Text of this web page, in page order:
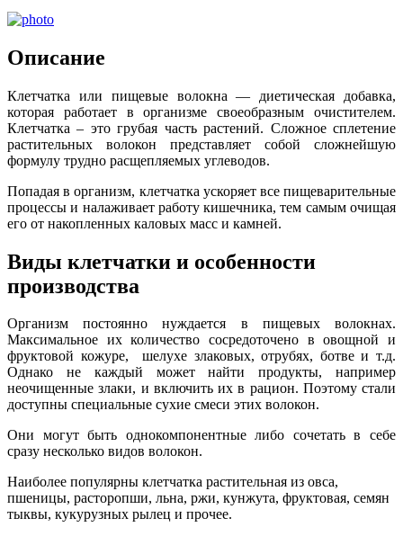
Описание
Клетчатка или пищевые волокна — диетическая добавка,
которая работает в организме своеобразным очистителем.
Клетчатка – это грубая часть растений. Сложное сплетение
растительных волокон представляет собой сложнейшую
формулу трудно расщепляемых углеводов.
Попадая в организм, клетчатка ускоряет все пищеварительные
процессы и налаживает работу кишечника, тем самым очищая
его от накопленных каловых масс и камней.
Виды клетчатки и особенности
производства
Организм постоянно нуждается в пищевых волокнах.
Максимальное их количество сосредоточено в овощной и
фруктовой кожуре, шелухе злаковых, отрубях, ботве и т.д.
Однако не каждый может найти продукты, например
неочищенные злаки, и включить их в рацион. Поэтому стали
доступны специальные сухие смеси этих волокон.
Они могут быть однокомпонентные либо сочетать в себе
сразу несколько видов волокон.
Наиболее популярны клетчатка растительная из овса,
пшеницы, расторопши, льна, ржи, кунжута, фруктовая, семян
тыквы, кукурузных рылец и прочее.